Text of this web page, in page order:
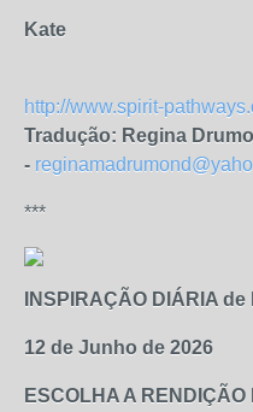
Kate
http://www.spirit-
Tradução: Regina
-
***
INSPIRAÇÃO DIÁRIA
12 de Junho de 2026
ESCOLHA A